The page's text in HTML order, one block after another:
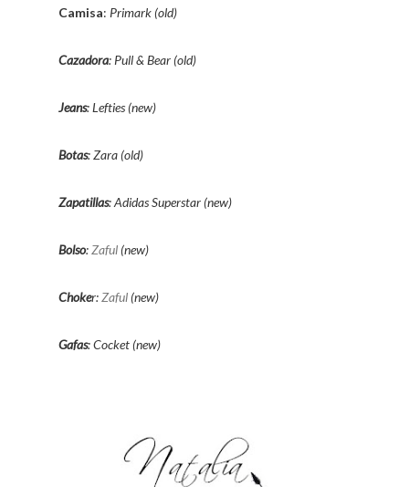
Camisa: Primark (old)
Cazadora: Pull & Bear (old)
Jeans: Lefties (new)
Botas: Zara (old)
Zapatillas: Adidas Superstar (new)
Bolso: Zaful(new)
Choker: Zaful(new)
Gafas: Cocket (new)